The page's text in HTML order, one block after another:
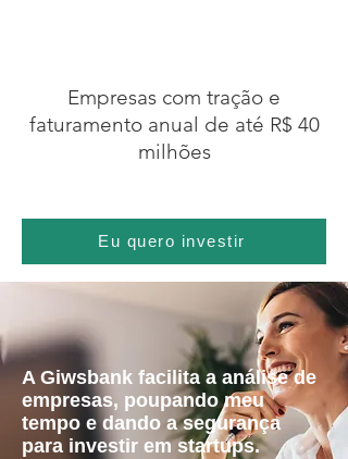
Empresas com tração e
faturamento anual de até R$ 40
milhões
Eu quero investir
A Giwsbank facilita a análise de
empresas, poupando meu
tempo e dando a segurança
para investir em startups.